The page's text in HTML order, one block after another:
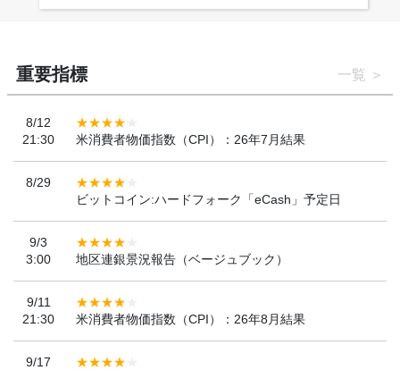
重要指標 一覧
8/12
21:30
米消費者物価指数（CPI）：26年7月結果
8/29
ビットコイン:ハードフォーク「eCash」予定日
9/3
3:00
地区連銀景況報告（ベージュブック）
9/11
21:30
米消費者物価指数（CPI）：26年8月結果
9/17